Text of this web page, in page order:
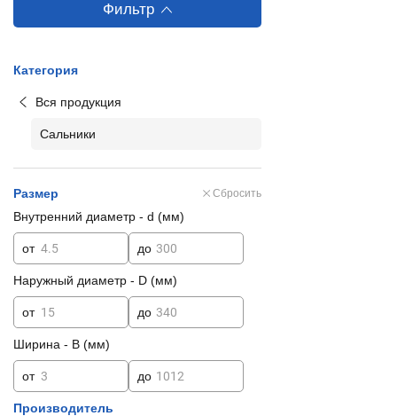
Фильтр
Категория
Вся продукция
Сальники
Размер Сбросить
Внутренний диаметр - d (мм)
от до
Наружный диаметр - D (мм)
от до
Ширина - B (мм)
от до
Производитель